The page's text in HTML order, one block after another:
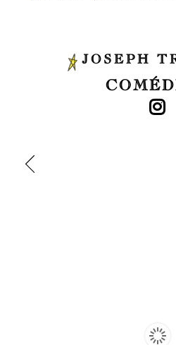
JOSEPH